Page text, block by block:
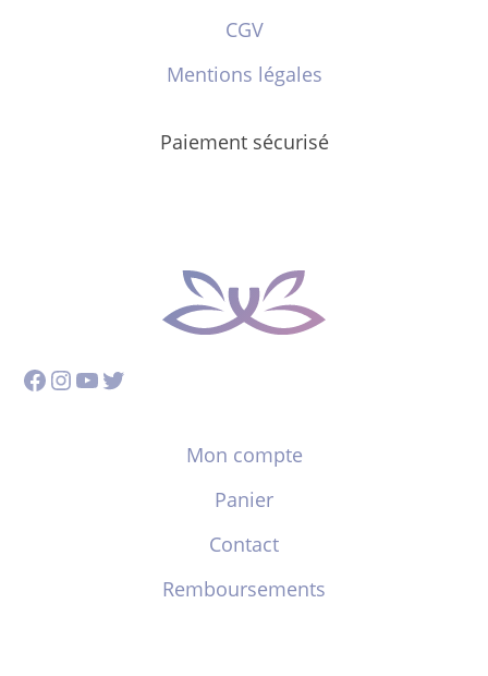
CGV
Mentions légales
Paiement sécurisé
Facebook
Instagram
YouTube
Twitter
Mon compte
Panier
Contact
Remboursements